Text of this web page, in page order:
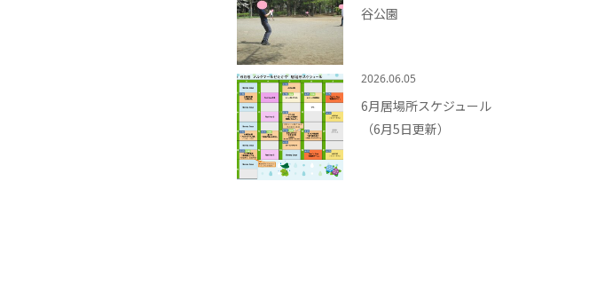
谷公園
2026.06.05
6月居場所スケジュール
（6月5日更新）